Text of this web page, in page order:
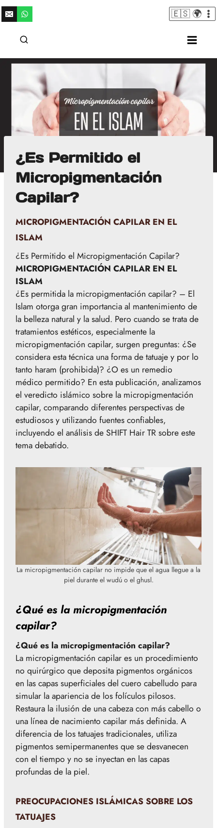
Saltar
🇪🇸 🌍
¿Es Permitido el
Micropigmentación
Capilar?
MICROPIGMENTACIÓN CAPILAR EN EL
ISLAM
¿Es Permitido el Micropigmentación Capilar?
MICROPIGMENTACIÓN CAPILAR EN EL
ISLAM
¿Es permitida la micropigmentación capilar? – El
Islam otorga gran importancia al mantenimiento de
la belleza natural y la salud. Pero cuando se trata de
tratamientos estéticos, especialmente la
micropigmentación capilar, surgen preguntas: ¿Se
considera esta técnica una forma de tatuaje y por lo
tanto haram (prohibida)? ¿O es un remedio
médico permitido? En esta publicación, analizamos
el veredicto islámico sobre la micropigmentación
capilar, comparando diferentes perspectivas de
estudiosos y utilizando fuentes confiables,
incluyendo el análisis de SHIFT Hair TR sobre este
tema debatido.
La micropigmentación capilar no impide que el agua llegue a la
piel durante el wudú o el ghusl.
¿Qué es la micropigmentación
capilar?
¿Qué es la micropigmentación capilar?
La micropigmentación capilar es un procedimiento
no quirúrgico que deposita pigmentos orgánicos
en las capas superficiales del cuero cabelludo para
simular la apariencia de los folículos pilosos.
Restaura la ilusión de una cabeza con más cabello o
una línea de nacimiento capilar más definida. A
diferencia de los tatuajes tradicionales, utiliza
pigmentos semipermanentes que se desvanecen
con el tiempo y no se inyectan en las capas
profundas de la piel.
PREOCUPACIONES ISLÁMICAS SOBRE LOS
TATUAJES